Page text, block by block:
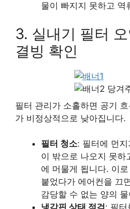
물이 빠지지 못하고 역
3. 실내기 필터
결빙 확인
당겨
필터 관리가 소홀하면 공기
가 비정상적으로 낮아집니다.
필터 청소: 필터에 먼
이 밖으로 나오지 못하
에 머물게 됩니다. 이
붙었다가 에어컨을 끄
감당할 수 없는 양의
냉각핀 상태 점검 : 필터